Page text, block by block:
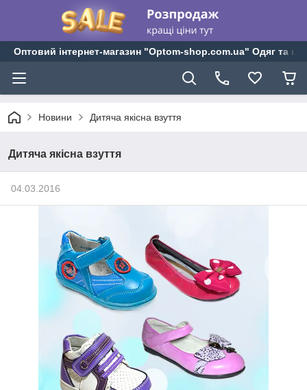
Оптовий інтернет-магазин "Optom-shop.com.ua" Одяг та
Новини Дитяча якісна взуття
Дитяча якісна взуття
04.03.2016